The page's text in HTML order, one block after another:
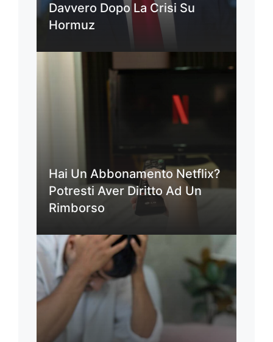
Davvero Dopo La Crisi Su
Hormuz
Hai Un Abbonamento Netflix?
Potresti Aver Diritto Ad Un
Rimborso